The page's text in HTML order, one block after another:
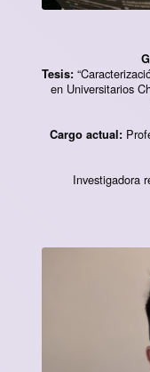
Tesis:
en Universitarios
Cargo actual:
Investigadora